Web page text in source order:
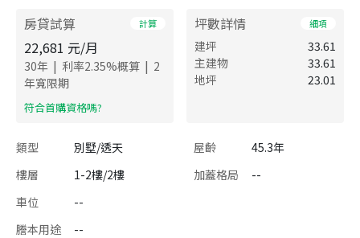
房貸試算 計算
22,681 元/月
30年 | 利率2.35%概算 | 2
年寬限期
​符合首購資格嗎?
坪數詳情 細項
建坪
33.61
主建物
33.61
地坪
23.01
類型 別墅/透天 屋齡
45.3年
樓層
1-2樓/2樓 加蓋格局
--
車位
--
謄本用途
--